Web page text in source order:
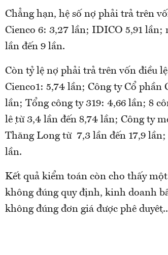
Chẳng hạn, hệ số nợ phải trả trên
Cienco 6: 3,27 lần; IDICO 5,91 lần;
lần đến 9 lần.
Còn tỷ lệ nợ phải trả trên vốn điều
Cienco1: 5,74 lần; Công ty Cổ phần
lần; Tổng công ty 319: 4,66 lần; 8
lệ từ 3,4 lần đến 8,74 lần; Công ty
Thăng Long từ 7,3 lần đến 17,9
lần.
Kết quả kiểm toán còn cho thấy
không đúng quy định, kinh doanh
không đúng đơn giá được phê